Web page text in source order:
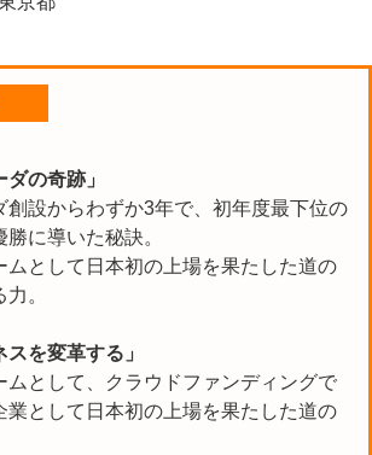
ダの奇跡」
創設からわずか3年で、初年度最下位の
に導いた秘訣。
ムとして日本初の上場を果たした道の
。
スを変革する」
ムとして、クラウドファンディングで
業として日本初の上場を果たした道の